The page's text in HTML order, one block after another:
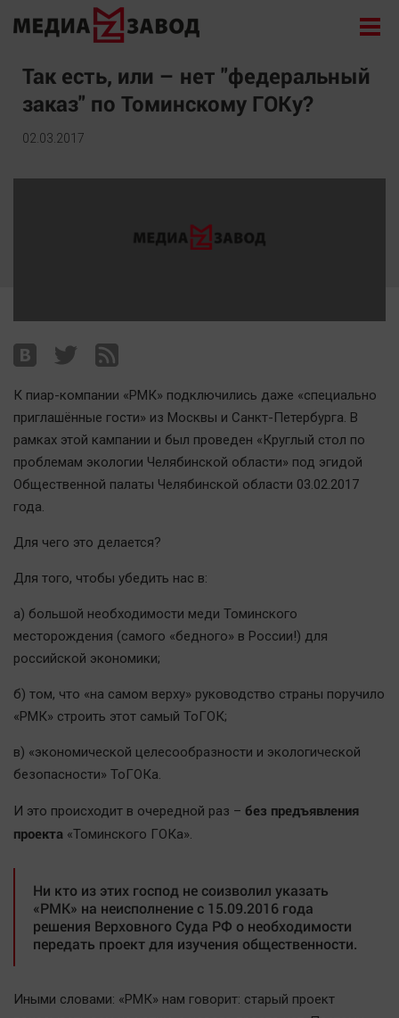
Новости
Экономика
Происшествия
Поиск
Наша победа
Общество
Политика
Экономика
Здоровье
Культура
Технологии
Hедвижимость
Автомобили
XX век: криминальные уроки
Банки
Медиаграмотность
Новости компаний
Прогулки по городу Ч
Так есть, или – нет "федеральный
заказ" по Томинскому ГОКу?
02.03.2017
К пиар-компании «РМК» подключились даже «специально
приглашённые гости» из Москвы и Санкт-Петербурга. В
рамках этой кампании и был проведен «Круглый стол по
проблемам экологии Челябинской области» под эгидой
Общественной палаты Челябинской области 03.02.2017
года.
Для чего это делается?
Для того, чтобы убедить нас в:
а) большой необходимости меди Томинского
месторождения (самого «бедного» в России!) для
российской экономики;
б) том, что «на самом верху» руководство страны поручило
«РМК» строить этот самый ТоГОК;
в) «экономической целесообразности и экологической
безопасности» ТоГОКа.
И это происходит в очередной раз – без предъявления
проекта «Томинского ГОКа».
Ни кто из этих господ не соизволил указать
«РМК» на неисполнение с 15.09.2016 года
решения Верховного Суда РФ о необходимости
передать проект для изучения общественности.
Иными словами: «РМК» нам говорит: старый проект